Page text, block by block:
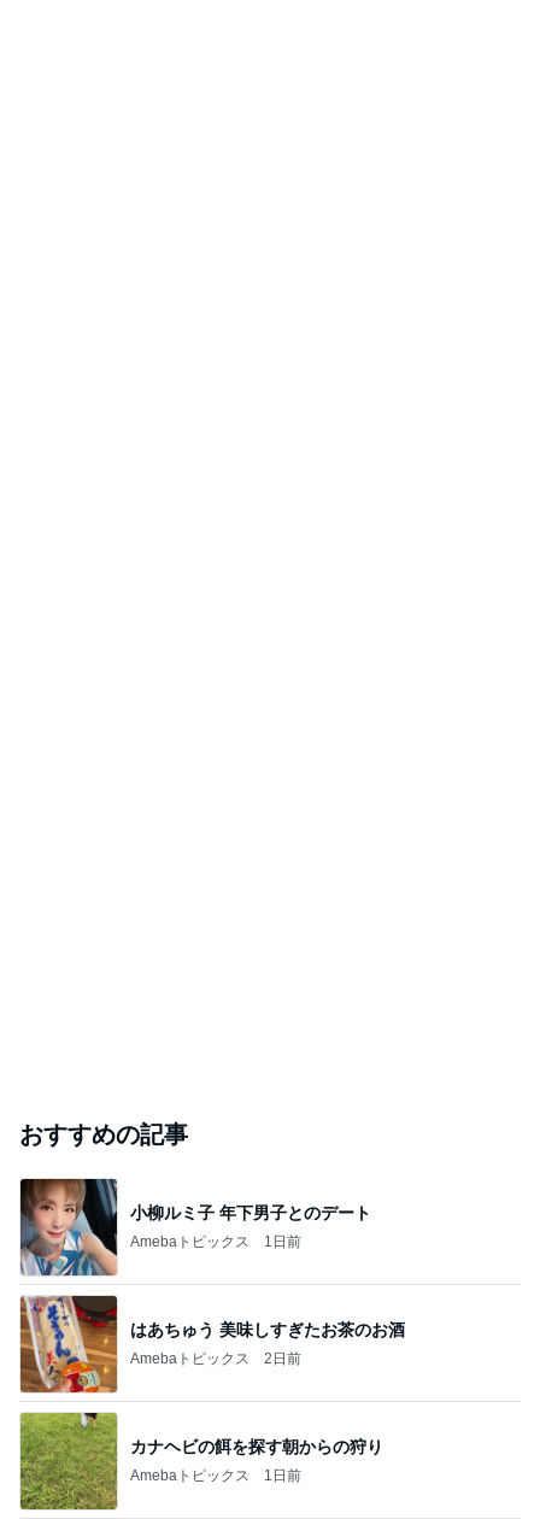
おすすめの記事
小柳ルミ子 年下男子とのデート
Amebaトピックス 1日前
はあちゅう 美味しすぎたお茶のお酒
Amebaトピックス 2日前
カナヘビの餌を探す朝からの狩り
Amebaトピックス 1日前